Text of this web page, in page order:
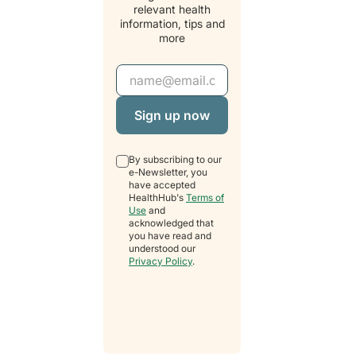
relevant health
information, tips and
more
Email Address
By subscribing to our
e-Newsletter, you
have accepted
HealthHub's Terms of
Use and
acknowledged that
you have read and
understood our
Privacy Policy.